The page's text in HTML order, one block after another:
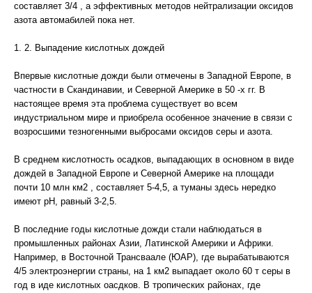
составляет 3/4 , а эффективных методов нейтрализации оксидов
азота автомабилей пока нет.
1. 2. Выпадение кислотных дождей
Впервые кислотные дожди были отмечены в Западной Европе, в
частности в Скандинавии, и Северной Америке в 50 -х гг. В
настоящее время эта проблема существует во всем
индустриальном мире и приобрела особенное значение в связи с
возросшими тезногенными выбросами оксидов серы и азота.
В среднем кислотность осадков, выпадающих в основном в виде
дождей в Западной Европе и Северной Америке на площади
почти 10 млн км2 , составляет 5-4,5, а туманы здесь нередко
имеют рН, равный 3-2,5.
В последние годы кислотные дожди стали наблюдаться в
промышленных районах Азии, Латинской Америки и Африки.
Например, в Восточной Трансваале (ЮАР), где вырабатываются
4/5 электроэнергии страны, на 1 км2 выпадает около 60 т серы в
год в иде кислотных оасдков. В тропических районах, где